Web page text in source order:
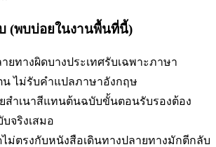
(พบบ่อยในงานพื้นที่นี้)
ยทางผิดบางประเทศรับเฉพาะภาษา
น ไม่รับคำแปลภาษาอังกฤษ
สำเนาสีแทนต้นฉบับขั้นตอนรับรองต้อง
จริงเสมอ
ม่ตรงกับหนังสือเดินทางปลายทางมักตีกลับ